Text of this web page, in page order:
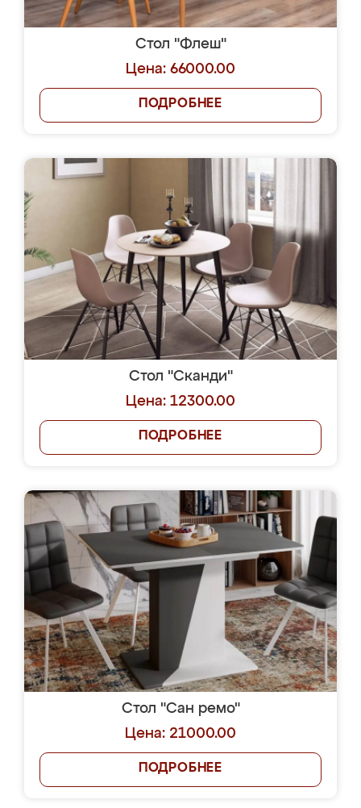
Стол "Флеш"
Цена: 66000.00
ПОДРОБНЕЕ
Стол "Сканди"
Цена: 12300.00
ПОДРОБНЕЕ
Стол "Сан ремо"
Цена: 21000.00
ПОДРОБНЕЕ